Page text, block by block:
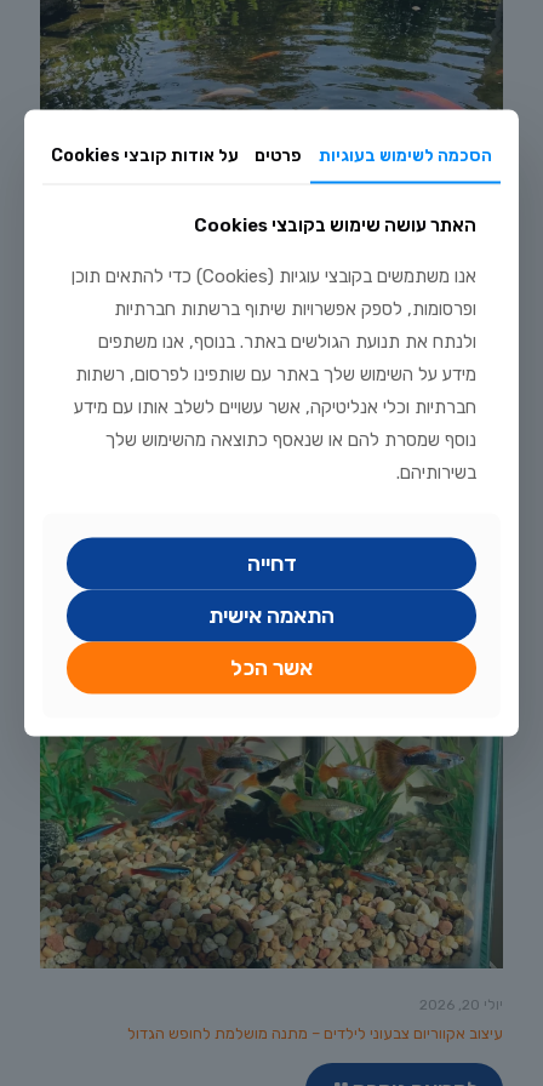
מדריך טיפוח דגי זהב וקוי בבריכת נוי: תנאים, תזונה ומניעת מחלות
לקריאה נוספת
יולי 20, 2026
עיצוב אקווריום צבעוני לילדים – מתנה מושלמת לחופש הגדול
הסכמה לשימוש בעוגיות פרטים על אודות קובצי Cookies
האתר עושה שימוש בקובצי Cookies
אנו משתמשים בקובצי עוגיות (Cookies) כדי להתאים תוכן
ופרסומות, לספק אפשרויות שיתוף ברשתות חברתיות
ולנתח את תנועת הגולשים באתר. בנוסף, אנו משתפים
מידע על השימוש שלך באתר עם שותפינו לפרסום, רשתות
חברתיות וכלי אנליטיקה, אשר עשויים לשלב אותו עם מידע
נוסף שמסרת להם או שנאסף כתוצאה מהשימוש שלך
בשירותיהם.
דחייה
התאמה אישית
אשר הכל